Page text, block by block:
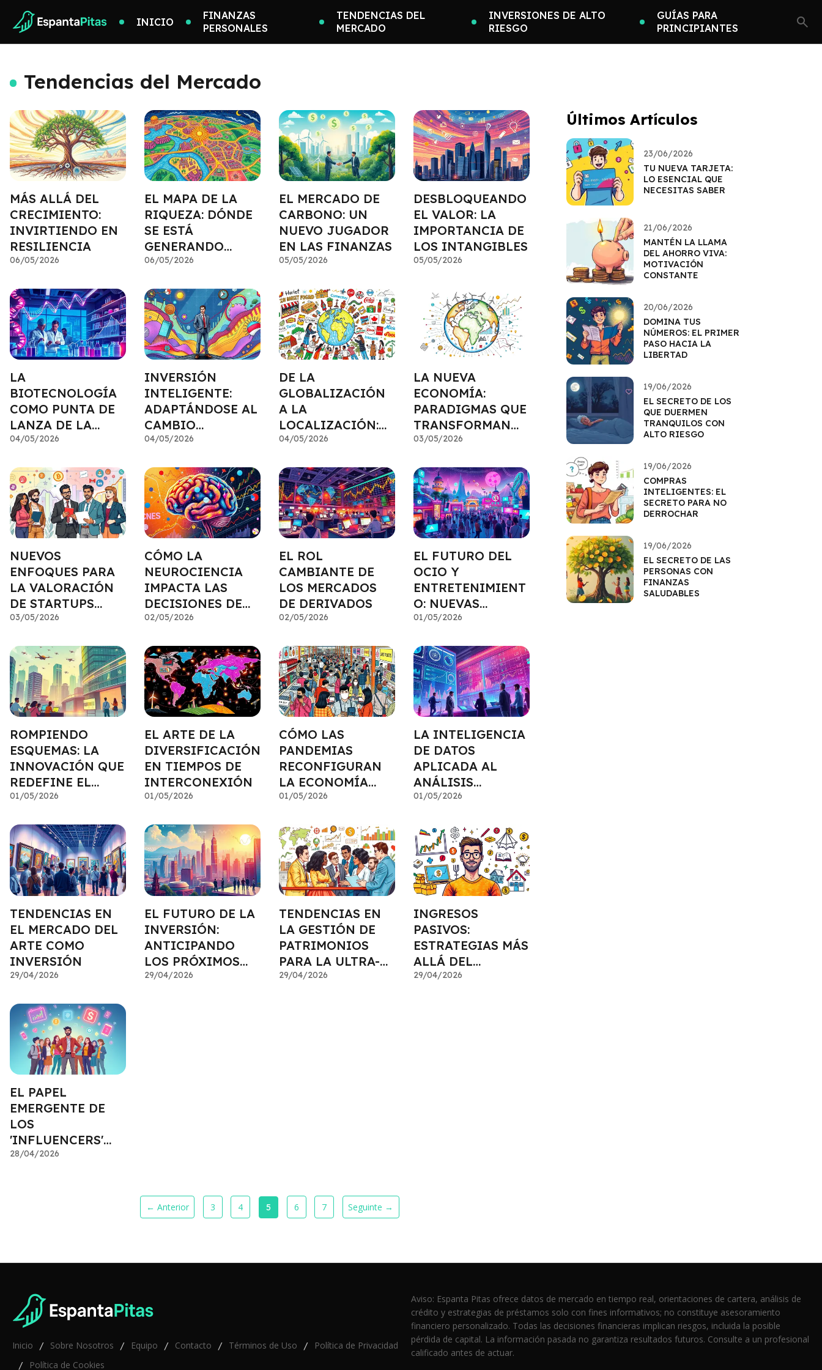
INICIO
FINANZAS
PERSONALES
TENDENCIAS DEL
MERCADO
INVERSIONES DE ALTO
RIESGO
GUÍAS PARA
PRINCIPIANTES
Tendencias del Mercado
MÁS ALLÁ DEL
CRECIMIENTO:
INVIRTIENDO EN
RESILIENCIA
06/05/2026
EL MAPA DE LA
RIQUEZA: DÓNDE
SE ESTÁ
GENERANDO
VALOR
06/05/2026
EL MERCADO DE
CARBONO: UN
NUEVO JUGADOR
EN LAS FINANZAS
05/05/2026
DESBLOQUEANDO
EL VALOR: LA
IMPORTANCIA DE
LOS INTANGIBLES
05/05/2026
LA
BIOTECNOLOGÍA
COMO PUNTA DE
LANZA DE LA
INVERSIÓN
04/05/2026
INVERSIÓN
INTELIGENTE:
ADAPTÁNDOSE AL
CAMBIO
CONSTANTE
04/05/2026
DE LA
GLOBALIZACIÓN
A LA
LOCALIZACIÓN:
UN CAMBIO EN LA
04/05/2026
LA NUEVA
ECONOMÍA:
PARADIGMAS QUE
TRANSFORMAN
TU CARTERA
03/05/2026
NUEVOS
ENFOQUES PARA
LA VALORACIÓN
DE STARTUPS
INNOVADORAS
03/05/2026
CÓMO LA
NEUROCIENCIA
IMPACTA LAS
DECISIONES DE
PORTAFOLIO
02/05/2026
EL ROL
CAMBIANTE DE
LOS MERCADOS
DE DERIVADOS
02/05/2026
EL FUTURO DEL
OCIO Y
ENTRETENIMIENT
O: NUEVAS
INVERSIONES
01/05/2026
ROMPIENDO
ESQUEMAS: LA
INNOVACIÓN QUE
REDEFINE EL
CAPITAL
01/05/2026
EL ARTE DE LA
DIVERSIFICACIÓN
EN TIEMPOS DE
INTERCONEXIÓN
01/05/2026
CÓMO LAS
PANDEMIAS
RECONFIGURAN
LA ECONOMÍA
DEL CONSUMO
01/05/2026
LA INTELIGENCIA
DE DATOS
APLICADA AL
ANÁLISIS
BURSÁTIL
01/05/2026
TENDENCIAS EN
EL MERCADO DEL
ARTE COMO
INVERSIÓN
29/04/2026
EL FUTURO DE LA
INVERSIÓN:
ANTICIPANDO
LOS PRÓXIMOS
MOVIMIENTOS
29/04/2026
TENDENCIAS EN
LA GESTIÓN DE
PATRIMONIOS
PARA LA ULTRA-
AFLUENCIA
29/04/2026
INGRESOS
PASIVOS:
ESTRATEGIAS MÁS
ALLÁ DEL
ALQUILER
29/04/2026
EL PAPEL
EMERGENTE DE
LOS
'INFLUENCERS'
FINANCIEROS
28/04/2026
← Anterior 3 4 5 6 7 Seguinte →
Últimos Artículos
23/06/2026
TU NUEVA TARJETA:
LO ESENCIAL QUE
NECESITAS SABER
21/06/2026
MANTÉN LA LLAMA
DEL AHORRO VIVA:
MOTIVACIÓN
CONSTANTE
20/06/2026
DOMINA TUS
NÚMEROS: EL PRIMER
PASO HACIA LA
LIBERTAD
19/06/2026
EL SECRETO DE LOS
QUE DUERMEN
TRANQUILOS CON
ALTO RIESGO
19/06/2026
COMPRAS
INTELIGENTES: EL
SECRETO PARA NO
DERROCHAR
19/06/2026
EL SECRETO DE LAS
PERSONAS CON
FINANZAS
SALUDABLES
Inicio / Sobre Nosotros / Equipo / Contacto / Términos de Uso / Política de Privacidad
/ Política de Cookies
Aviso: Espanta Pitas ofrece datos de mercado en tiempo real, orientaciones de cartera, análisis de
crédito y estrategias de préstamos solo con fines informativos; no constituye asesoramiento
financiero personalizado. Todas las decisiones financieras implican riesgos, incluida la posible
pérdida de capital. La información pasada no garantiza resultados futuros. Consulte a un profesional
calificado antes de actuar.